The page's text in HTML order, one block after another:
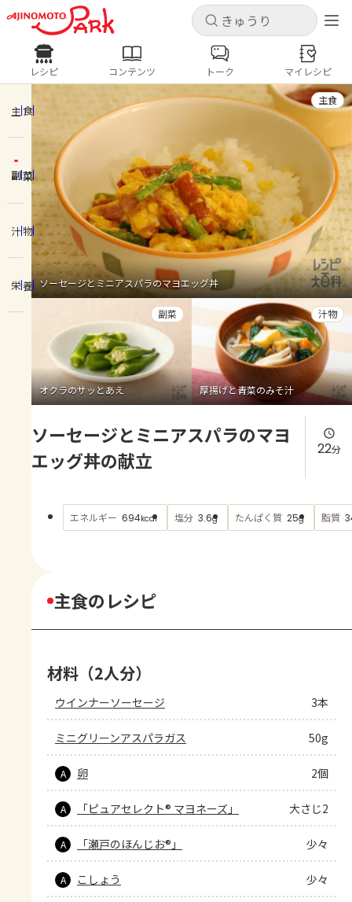
キャンセル
ログインするとレシピを保存できます
ログイン 新規登録
ホーム
コンテンツ
レシピ
よくあるお問い合わせ
お買い物
AJINOMOTO PARK とは
キャンセル
レシピ コンテンツ
人気の食材・レシピ
なす トマト
とうもろこし
ピーマン
みょうが ゴーヤ
レシピ コンテンツ トーク マイレシピ
主食
副菜
汁物
栄養 ソーセージとミニアスパラのマヨエッグ丼
主食
オクラのサッとあえ
副菜
厚揚げと青菜のみそ汁
汁物
ソーセージとミニアスパラのマヨ
エッグ丼の献立
22分
エネルギー 694kcal 塩分 3.6g たんぱく質 25g 脂質
主食のレシピ
材料（2人分）
ウインナーソーセージ 3本
ミニグリーンアスパラガス 50g
A 卵 2個
A 「ピュアセレクト® マヨネーズ」 大さじ2
A 「瀬戸のほんじお®」 少々
A こしょう 少々